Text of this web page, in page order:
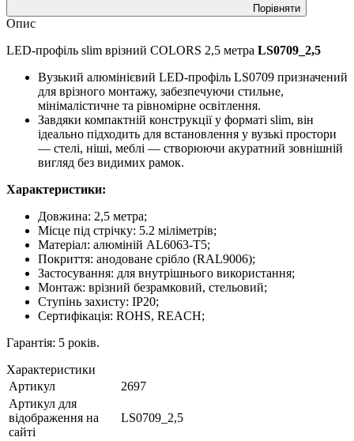
Порівняти
Опис
LED-профіль slim врізний COLORS 2,5 метра LS0709_2,5
Вузький алюмінієвий LED-профіль LS0709 призначений
для врізного монтажу, забезпечуючи стильне,
мінімалістичне та рівномірне освітлення.
Завдяки компактній конструкції у форматі slim, він
ідеально підходить для встановлення у вузькі простори
— стелі, ніші, меблі — створюючи акуратний зовнішній
вигляд без видимих рамок.
Характеристики:
Довжина: 2,5 метра;
Місце під стрічку: 5.2 міліметрів;
Матеріал: алюміній AL6063-T5;
Покриття: анодоване срібло (RAL9006);
Застосування: для внутрішнього використання;
Монтаж: врізний безрамковий, стельовий;
Ступінь захисту: IP20;
Сертифікація: ROHS, REACH;
Гарантія: 5 років.
Характеристики
Артикул
2697
Артикул для
відображення на
сайті
LS0709_2,5